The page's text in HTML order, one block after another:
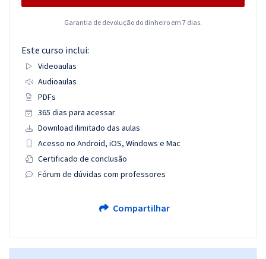
Garantia de devolução do dinheiro em 7 dias.
Este curso inclui:
Videoaulas
Audioaulas
PDFs
365 dias para acessar
Download ilimitado das aulas
Acesso no Android, iOS, Windows e Mac
Certificado de conclusão
Fórum de dúvidas com professores
Compartilhar